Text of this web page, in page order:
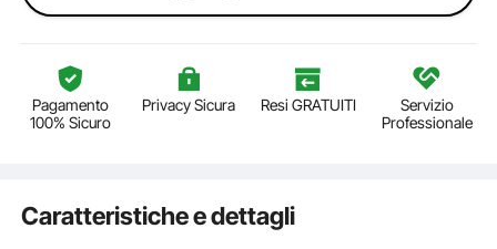
Pagamento
100% Sicuro
Privacy Sicura Resi GRATUITI
Servizio
Professionale
Caratteristiche e dettagli